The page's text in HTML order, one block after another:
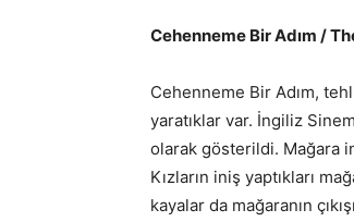
Cehenneme Bir Adım /
Cehenneme Bir Adım,
yaratıklar var. İngiliz
olarak gösterildi. Mağara
Kızların iniş yaptıkları
kayalar da mağaranın